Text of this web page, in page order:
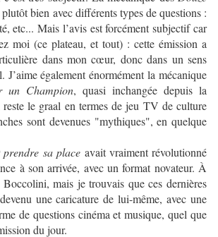
bien avec différents types de questions :
etc... Mais l’avis est forcément subjectif car
moi (ce plateau, et tout) : cette émission a
dans mon cœur, donc dans un sens
J’aime également énormément la mécanique
un Champion, quasi inchangée depuis la
le graal en termes de jeu TV de culture
sont devenues "mythiques", en quelque
sa placeavait vraiment révolutionné
à son arrivée, avec un format novateur. À
mais je trouvais que ces dernières
une caricature de lui-même, avec une
de questions cinéma et musique, quel que
du jour.